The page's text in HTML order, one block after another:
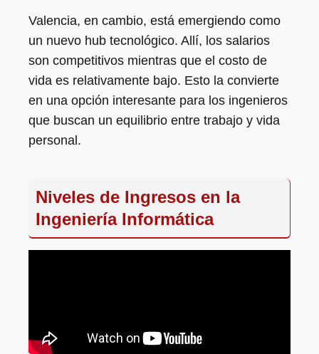
Valencia, en cambio, está emergiendo como
un nuevo hub tecnológico. Allí, los salarios
son competitivos mientras que el costo de
vida es relativamente bajo. Esto la convierte
en una opción interesante para los ingenieros
que buscan un equilibrio entre trabajo y vida
personal.
Niveles de Ingresos en la
Ingeniería Informática